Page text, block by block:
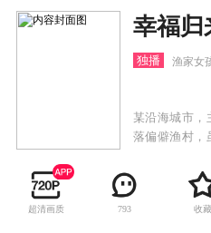
幸福归
独播 渔家女
某沿海城市，
落偏僻渔村，
弟弟，她用坚
海，一心想要
责人韩铭不
超清画质 793 收藏